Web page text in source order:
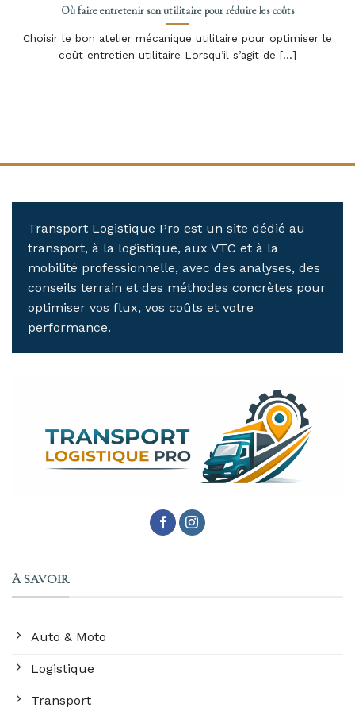
Où faire entretenir son utilitaire pour réduire les coûts
Choisir le bon atelier mécanique utilitaire pour optimiser le
coût entretien utilitaire Lorsqu’il s’agit de [...]
Transport Logistique Pro est un site dédié au
transport, à la logistique, aux VTC et à la
mobilité professionnelle, avec des analyses, des
conseils terrain et des méthodes concrètes pour
optimiser vos flux, vos coûts et votre
performance.
À SAVOIR
Auto & Moto
Logistique
Transport